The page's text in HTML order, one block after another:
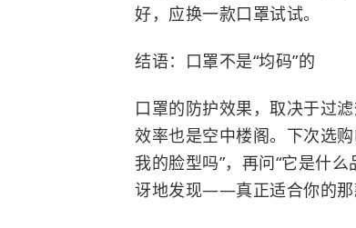
好，应换一款口罩试试。
结语：口罩不是“均码”的
口罩的防护效果，取决于过
效率也是空中楼阁。下次选
我的脸型吗”，再问“它是什
讶地发现——真正适合你的那